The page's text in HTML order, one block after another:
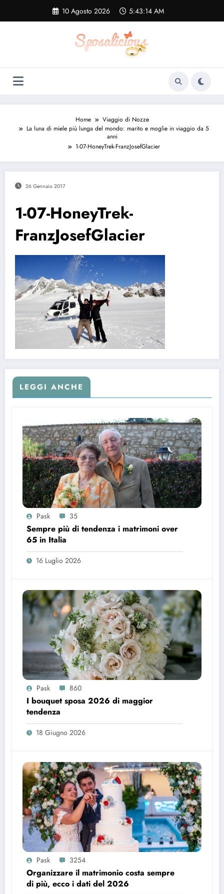
contenuto
10 Agosto 2026 5:43:15 AM
Home
Viaggio di Nozze
La luna di miele più lunga del mondo: marito e moglie in viaggio da 5
anni
1-07-HoneyTrek-FranzJosefGlacier
26 Gennaio 2017
1-07-HoneyTrek-
FranzJosefGlacier
LEGGI ANCHE
Pask 35
Sempre più di tendenza i matrimoni over
65 in Italia
16 Luglio 2026
Pask 860
I bouquet sposa 2026 di maggior
tendenza
18 Giugno 2026
Pask 3254
Organizzare il matrimonio costa sempre
di più, ecco i dati del 2026